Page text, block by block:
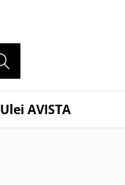
Ulei AVISTA